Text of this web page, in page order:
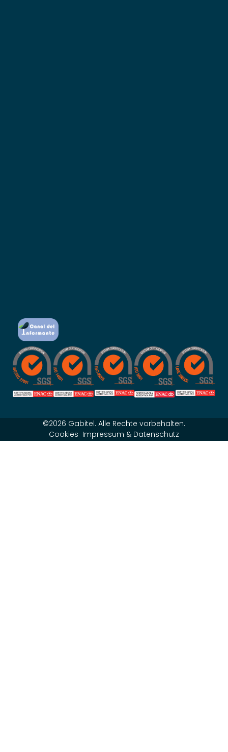
©2026 Gabitel. Alle Rechte vorbehalten.
Cookies Impressum & Datenschutz